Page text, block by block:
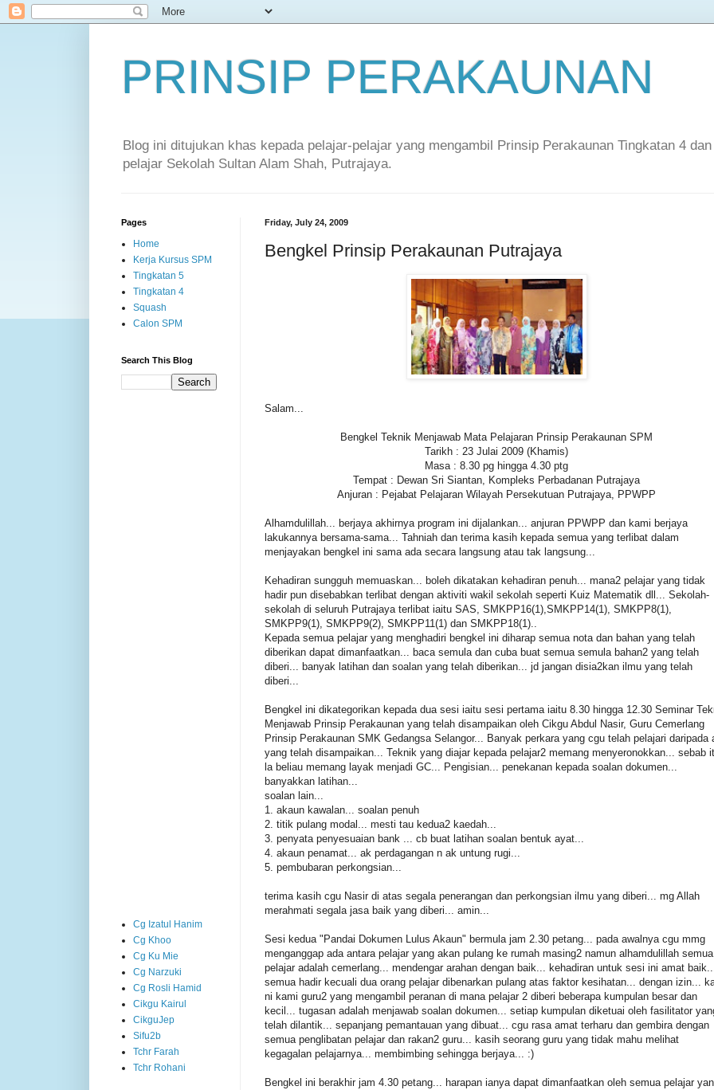
PRINSIP PERAKAUNAN
Blog ini ditujukan khas kepada pelajar-pelajar yang mengambil Prinsip Perakaunan Tingkatan 4
pelajar Sekolah Sultan Alam Shah, Putrajaya.
Friday, July 24, 2009
Bengkel Prinsip Perakaunan Putrajaya
Salam...
Bengkel Teknik Menjawab Mata Pelajaran Prinsip Perakaunan SPM
Tarikh : 23 Julai 2009 (Khamis)
Masa : 8.30 pg hingga 4.30 ptg
Tempat : Dewan Sri Siantan, Kompleks Perbadanan Putrajaya
Anjuran : Pejabat Pelajaran Wilayah Persekutuan Putrajaya, PPWPP
Alhamdulillah... berjaya akhirnya program ini dijalankan... anjuran PPWPP dan kami berjaya
lakukannya bersama-sama... Tahniah dan terima kasih kepada semua yang terlibat dalam
menjayakan bengkel ini sama ada secara langsung atau tak langsung...
Kehadiran sungguh memuaskan... boleh dikatakan kehadiran penuh... mana2 pelajar yang tidak
hadir pun disebabkan terlibat dengan aktiviti wakil sekolah seperti Kuiz Matematik dll... Sekolah-
sekolah di seluruh Putrajaya terlibat iaitu SAS, SMKPP16(1),SMKPP14(1), SMKPP8(1),
SMKPP9(1), SMKPP9(2), SMKPP11(1) dan SMKPP18(1)..
Kepada semua pelajar yang menghadiri bengkel ini diharap semua nota dan bahan yang telah
diberikan dapat dimanfaatkan... baca semula dan cuba buat semua semula bahan2 yang telah
diberi... banyak latihan dan soalan yang telah diberikan... jd jangan disia2kan ilmu yang telah
diberi...
Bengkel ini dikategorikan kepada dua sesi iaitu sesi pertama iaitu 8.30 hingga 12.30 Seminar
Menjawab Prinsip Perakaunan yang telah disampaikan oleh Cikgu Abdul Nasir, Guru Cemerlang
Prinsip Perakaunan SMK Gedangsa Selangor... Banyak perkara yang cgu telah pelajari daripada
yang telah disampaikan... Teknik yang diajar kepada pelajar2 memang menyeronokkan... sebab
la beliau memang layak menjadi GC... Pengisian... penekanan kepada soalan dokumen...
banyakkan latihan...
soalan lain...
1. akaun kawalan... soalan penuh
2. titik pulang modal... mesti tau kedua2 kaedah...
3. penyata penyesuaian bank ... cb buat latihan soalan bentuk ayat...
4. akaun penamat... ak perdagangan n ak untung rugi...
5. pembubaran perkongsian...
terima kasih cgu Nasir di atas segala penerangan dan perkongsian ilmu yang diberi... mg Allah
merahmati segala jasa baik yang diberi... amin...
Sesi kedua "Pandai Dokumen Lulus Akaun" bermula jam 2.30 petang... pada awalnya cgu mmg
menganggap ada antara pelajar yang akan pulang ke rumah masing2 namun alhamdulillah semua
pelajar adalah cemerlang... mendengar arahan dengan baik... kehadiran untuk sesi ini amat
semua hadir kecuali dua orang pelajar dibenarkan pulang atas faktor kesihatan... dengan izin...
ni kami guru2 yang mengambil peranan di mana pelajar 2 diberi beberapa kumpulan besar dan
kecil... tugasan adalah menjawab soalan dokumen... setiap kumpulan diketuai oleh fasilitator
telah dilantik... sepanjang pemantauan yang dibuat... cgu rasa amat terharu dan gembira dengan
semua penglibatan pelajar dan rakan2 guru... kasih seorang guru yang tidak mahu melihat
kegagalan pelajarnya... membimbing sehingga berjaya... :)
Bengkel ini berakhir jam 4.30 petang... harapan ianya dapat dimanfaatkan oleh semua pelajar
Pages
Home
Kerja Kursus SPM
Tingkatan 5
Tingkatan 4
Squash
Calon SPM
Search This Blog
Cg Izatul Hanim
Cg Khoo
Cg Ku Mie
Cg Narzuki
Cg Rosli Hamid
Cikgu Kairul
CikguJep
Sifu2b
Tchr Farah
Tchr Rohani